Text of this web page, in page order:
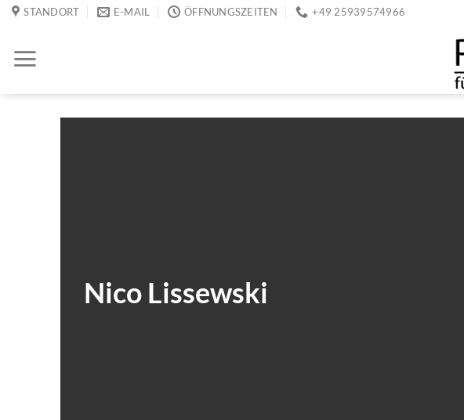
Zum
springen
STANDORT E-MAIL ÖFFNUNGSZEITEN +49 25939574966
Nico Lissewski